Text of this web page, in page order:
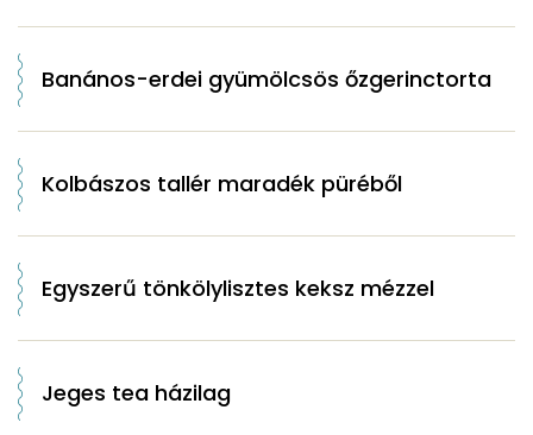
Banános-erdei gyümölcsös őzgerinctorta
Kolbászos tallér maradék püréből
Egyszerű tönkölylisztes keksz mézzel
Jeges tea házilag